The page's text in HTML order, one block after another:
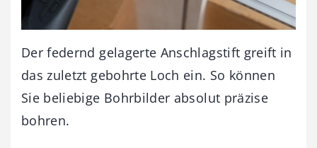
Der federnd gelagerte Anschlagstift greift in
das zuletzt gebohrte Loch ein. So können
Sie beliebige Bohrbilder absolut präzise
bohren.